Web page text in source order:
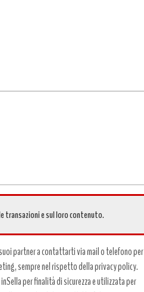
transazioni e sul loro contenuto.
partner a contattarti via mail o telefono per
sempre nel rispetto della privacy policy.
per finalità di sicurezza e utilizzata per